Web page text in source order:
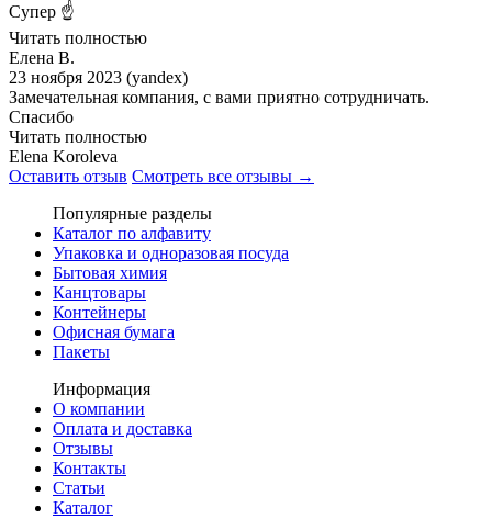
Супер ☝️
Читать полностью
Елена В.
23 ноября 2023 (yandex)
Замечательная компания, с вами приятно сотрудничать.
Спасибо
Читать полностью
Elena Koroleva
Оставить отзыв Смотреть все отзывы →
Популярные разделы
Каталог по алфавиту
Упаковка и одноразовая посуда
Бытовая химия
Канцтовары
Контейнеры
Офисная бумага
Пакеты
Информация
О компании
Оплата и доставка
Отзывы
Контакты
Статьи
Каталог